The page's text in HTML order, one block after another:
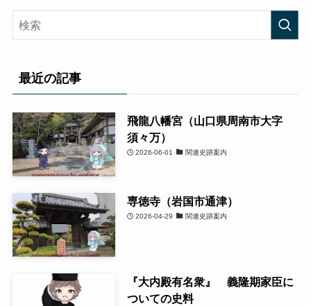
最近の記事
飛龍八幡宮（山口県周南市大字
須々万）
2026-06-01 関連史跡案内
専徳寺（岩国市通津）
2026-04-29 関連史跡案内
『大内殿有名衆』 義隆期家臣に
ついての史料